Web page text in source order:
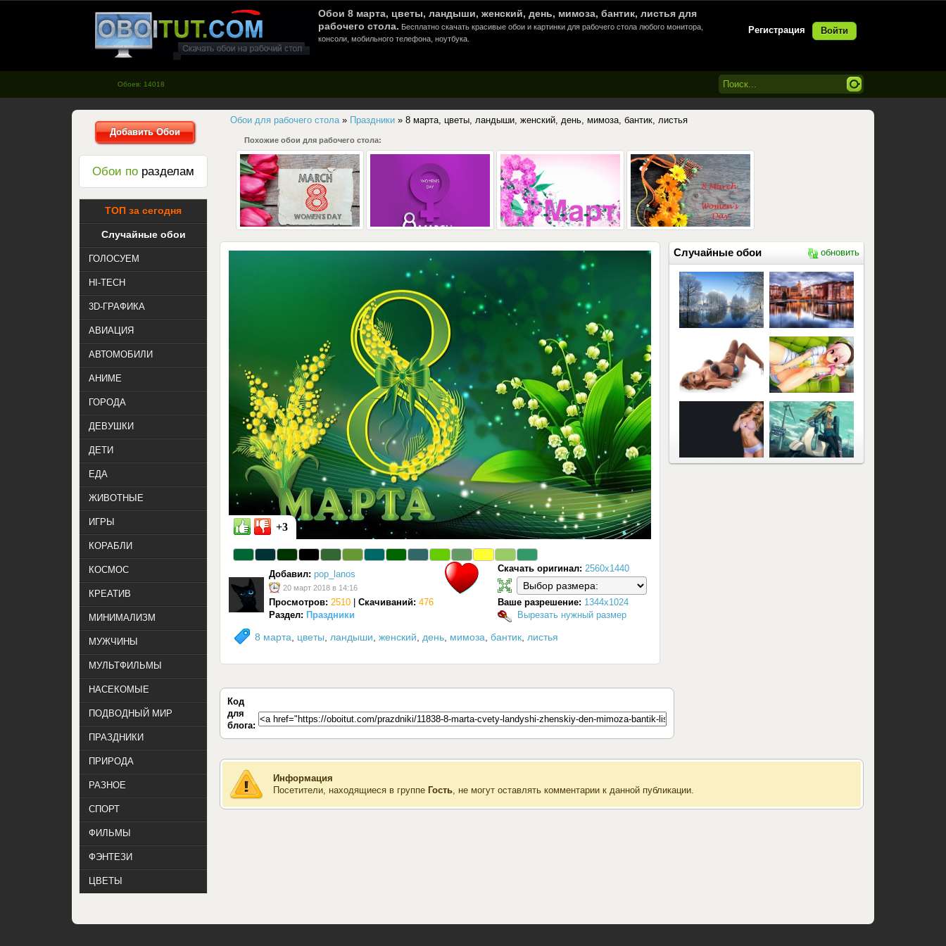
oboitut.com - Обои для рабочего
стола
Регистрация Войти
Обои 8 марта, цветы, ландыши, женский, день, мимоза, бантик, листья для
рабочего стола. Бесплатно скачать красивые обои и картинки для рабочего стола любого монитора,
консоли, мобильного телефона, ноутбука.
Обоев: 14018
Обои для рабочего стола» Праздники » 8 марта, цветы, ландыши, женский, день, мимоза, бантик, листья
Похожие обои для рабочего стола:
8 марта цветы ландыши женский день мимоза бантик листья
Добавил: pop_lanos
20 март 2018 в 14:16
Просмотров: 2510 Скачиваний: 476
+3
Скачать оригинал: 2560x1440
Ваше разрешение: 1344x1024
Вырезать нужный размер
Раздел: Праздники
Случайные обои обновить
Код
для
блога:
Информация
Посетители, находящиеся в группе Гость, не могут оставлять комментарии к данной публикации.
Добавить Обои
Обои по разделам
ТОП за сегодня
Случайные обои
ГОЛОСУЕМ
HI-TECH
3D-ГРАФИКА
АВИАЦИЯ
АВТОМОБИЛИ
АНИМЕ
ГОРОДА
ДЕВУШКИ
ДЕТИ
ЕДА
ЖИВОТНЫЕ
ИГРЫ
КОРАБЛИ
КОСМОС
КРЕАТИВ
МИНИМАЛИЗМ
МУЖЧИНЫ
МУЛЬТФИЛЬМЫ
НАСЕКОМЫЕ
ПОДВОДНЫЙ МИР
ПРАЗДНИКИ
ПРИРОДА
РАЗНОЕ
СПОРТ
ФИЛЬМЫ
ФЭНТЕЗИ
ЦВЕТЫ